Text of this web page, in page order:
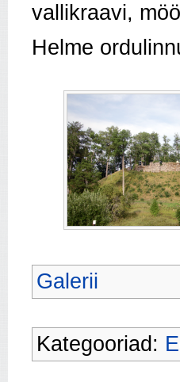
vallikraavi,
Helme
Galerii
Kategooriad: